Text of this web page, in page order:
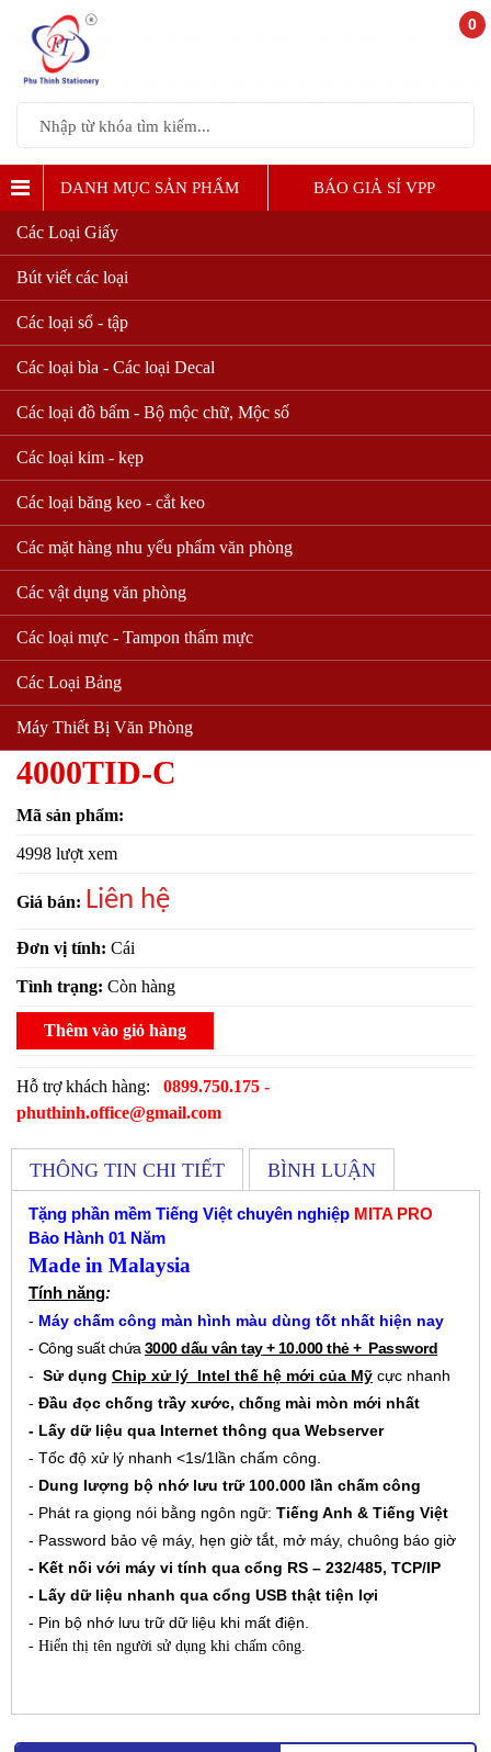
DANH MỤC SẢN PHẨM BÁO GIẢ SỈ VPP
Các Loại Giấy
Bút viết các loại
Các loại sổ - tập
Các loại bìa - Các loại Decal
Các loại đồ bấm - Bộ mộc chữ, Mộc số
Các loại kim - kẹp
Các loại băng keo - cắt keo
Các mặt hàng nhu yếu phẩm văn phòng
Các vật dụng văn phòng
Các loại mực - Tampon thấm mực
Các Loại Bảng
Máy Thiết Bị Văn Phòng
Máy chấm công vân tay + thẻ
cảm ứng RONALD JACK
4000TID-C
Mã sản phẩm:
4998 lượt xem
Giá bán: Liên hệ
Đơn vị tính: Cái
Tình trạng: Còn hàng
Thêm vào giỏ hàng
Hỗ trợ khách hàng: 0899.750.175 -
phuthinh.office@gmail.com
THÔNG TIN CHI TIẾT BÌNH LUẬN
Tặng phần mềm Tiếng Việt chuyên nghiệp MITA PRO
Bảo Hành 01 Năm
Made in Malaysia
Tính năng:
- Máy chấm công màn hình màu dùng tốt nhất hiện nay
- Công suất chứa 3000 dấu vân tay+ 10.000 thẻ + Password
- Sử dụng Chip xử lý Intel thế hệ mới của Mỹ cực nhanh
- Đầu đọc chống trầy xước, chống mài mòn mới nhất
- Lấy dữ liệu qua Internet thông qua Webserver
- Tốc độ xử lý nhanh <1s/1lần chấm công.
- Dung lượng bộ nhớ lưu trữ 100.000 lần chấm công
- Phát ra giọng nói bằng ngôn ngữ: Tiếng Anh & Tiếng Việt
- Password bảo vệ máy, hẹn giờ tắt, mở máy, chuông báo giờ
- Kết nối với máy vi tính qua cổng RS – 232/485, TCP/IP
- Lấy dữ liệu nhanh qua cổng USB thật tiện lợi
- Pin bộ nhớ lưu trữ dữ liệu khi mất điện.
- Hiển thị tên người sử dụng khi chấm công.
0